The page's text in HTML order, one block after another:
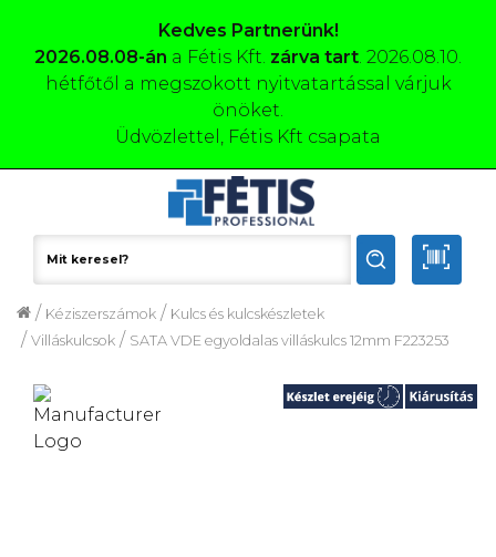
Kedves Partnerünk!
2026.08.08-án a Fétis Kft. zárva tart. 2026.08.10.
hétfőtől a megszokott nyitvatartással várjuk
önöket.
Üdvözlettel, Fétis Kft csapata
SATA VDE egyoldalas villáskulcs 12mm F223253
/
Villáskulcsok
/
Kulcs és kulcskészletek
/
Kéziszerszámok
/